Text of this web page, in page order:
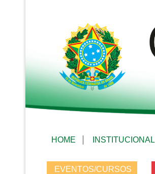
HOME INSTITUCIONAL
EVENTOS/CURSOS